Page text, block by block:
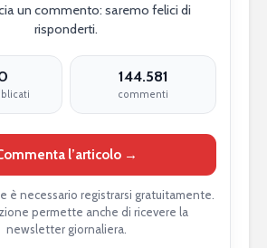
un commento: saremo felici di
risponderti.
144.581
commenti
l’articolo →
è necessario registrarsi gratuitamente.
permette anche di ricevere la
newsletter giornaliera.